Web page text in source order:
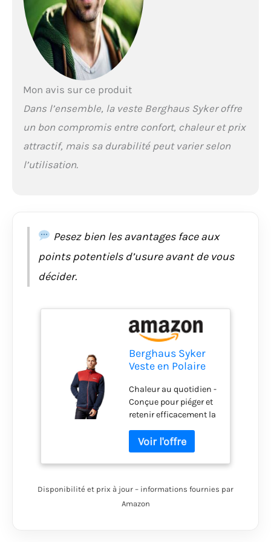
parfait Faites barrage
aux rafales qui
refroidissent votre dos
et vos bras grâce à
vos doigts gelés en les
glissant dans les
poches chauffe-mains
Mon avis sur ce produit
Dans l’ensemble, la veste Berghaus Syker offre
un bon compromis entre confort, chaleur et prix
attractif, mais sa durabilité peut varier selon
l’utilisation.
Pesez bien les avantages face aux
points potentiels d’usure avant de vous
décider.
Berghaus Syker
Veste en Polaire
Dusk/Red Dahlia
FR : XL (Taille
Fabricant : XL)
Chaleur au quotidien -
Conçue pour piéger et
retenir efficacement la
cette polaire est
souple, douillette et
très efficace dans le
robuste - Oubliez les
frottements des
Disponibilité et prix à jour – informations fournies par
Amazon